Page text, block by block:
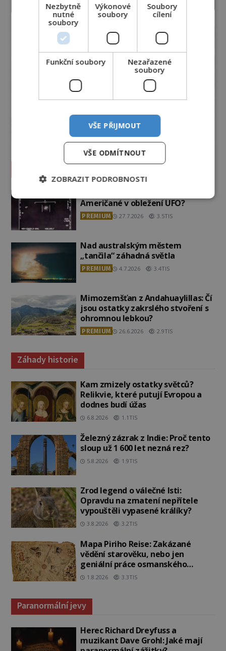
Vesmír a technologie
Američané v obležení UFO?
PREMIUM 27.7.2026 3.5TIS
Nad australským městem
„tančila“ záhadná světla
PREMIUM 4.7.2026 3.4TIS
Mimozemšťan z Andahuaylillas: Čí
jsou ostatky zakrslého stvoření s
ohromnou lebkou?
PREMIUM 26.6.2026 2.9TIS
Záhady historie
Kam zmizely ostatky světců?
Relikvie, které putují Evropou a
dodnes budí úžas
6.8.2026 1.1TIS
Železný zázrak z Indie: Proč tento
sloup už 1 600 let nezná rez?
5.8.2026 1.9TIS
Zrod legend o válečné lsti:
Opravdu na zmatení nepřítele
vypouštěli vypasené králíky?
3.8.2026 3.2TIS
Mapa Piriho Reise: Zakázané
vědění starověku, nebo jen
geniální práce osmanského
admirála?
1.8.2026 3.3TIS
Paranormální jevy
Herec Richard Dreyfuss a
muzikant Dave Grohl: Jaké mají
Nezbytně
nutné
soubory
Výkonové
soubory
Soubory
cílení
Funkční soubory
Nezařazené
soubory
VŠE PŘIJMOUT
VŠE ODMÍTNOUT
ZOBRAZIT PODROBNOSTI